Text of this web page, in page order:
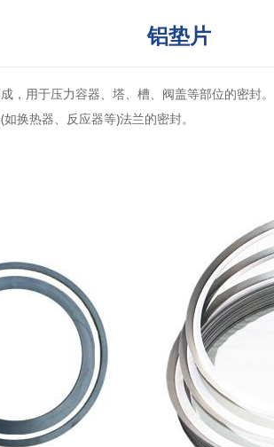
铝垫片
，用于压力容器、塔、槽、阀盖等部位的密封。
换热器、反应器等)法兰的密封。